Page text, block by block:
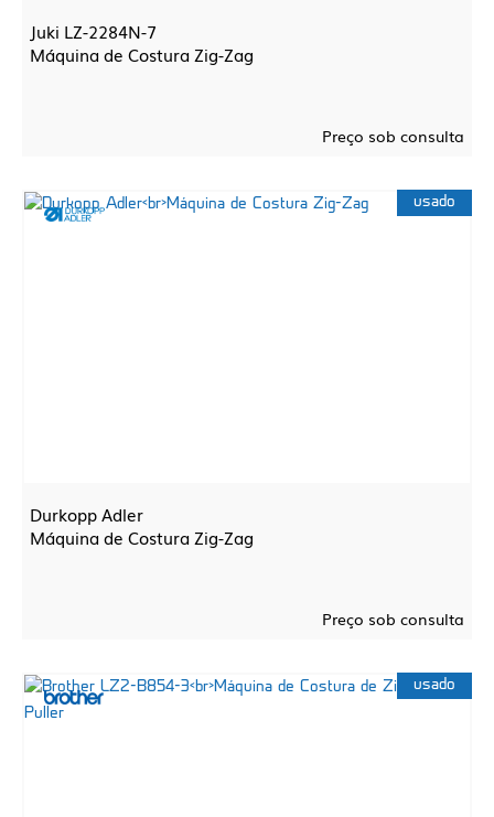
Juki LZ-2284N-7
Máquina de Costura Zig-Zag
Preço sob consulta
usado
Durkopp Adler
Máquina de Costura Zig-Zag
Preço sob consulta
usado